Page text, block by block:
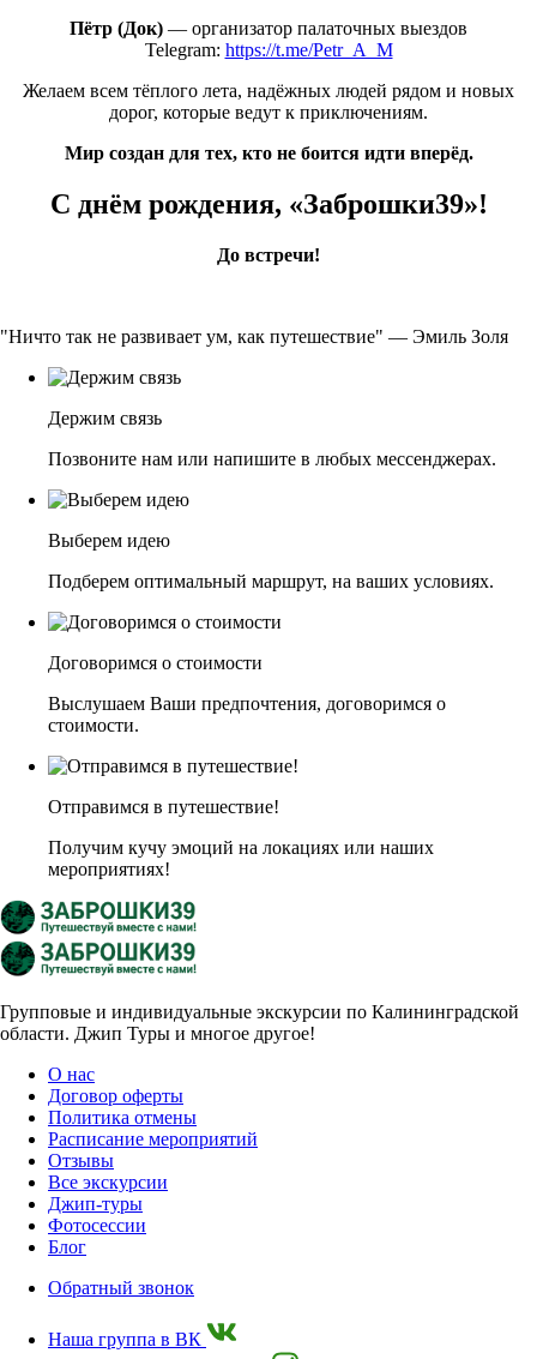
Пётр (Док) — организатор палаточных выездов
Telegram: https://t.me/Petr_A_M
Желаем всем тёплого лета, надёжных людей рядом и новых
дорог, которые ведут к приключениям.
Мир создан для тех, кто не боится идти вперёд.
С днём рождения, «Заброшки39»!
До встречи!
"Ничто так не развивает ум, как путешествие" — Эмиль Золя
Держим связь
Позвоните нам или напишите в любых мессенджерах.
Выберем идею
Подберем оптимальный маршрут, на ваших условиях.
Договоримся о стоимости
Выслушаем Ваши предпочтения, договоримся о
стоимости.
Отправимся в путешествие!
Получим кучу эмоций на локациях или наших
мероприятиях!
Групповые и индивидуальные экскурсии по Калининградской
области. Джип Туры и многое другое!
О нас
Договор оферты
Политика отмены
Расписание мероприятий
Отзывы
Все экскурсии
Джип-туры
Фотосессии
Блог
Обратный звонок
Наша группа в ВК